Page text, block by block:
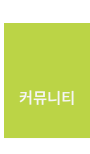
커뮤니티